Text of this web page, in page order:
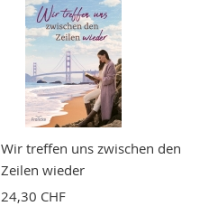
Wir treffen uns zwischen den
Zeilen wieder
24,30 CHF